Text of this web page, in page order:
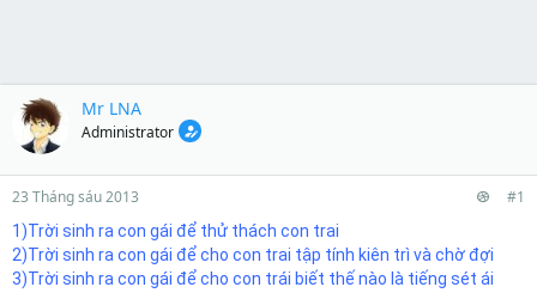
Mr LNA
Administrator
23 Tháng sáu 2013 #1
1)Trời sinh ra con gái để thử thách con trai
2)Trời sinh ra con gái để cho con trai tập tính kiên trì và chờ đợi
3)Trời sinh ra con gái để cho con trái biết thế nào là tiếng sét ái